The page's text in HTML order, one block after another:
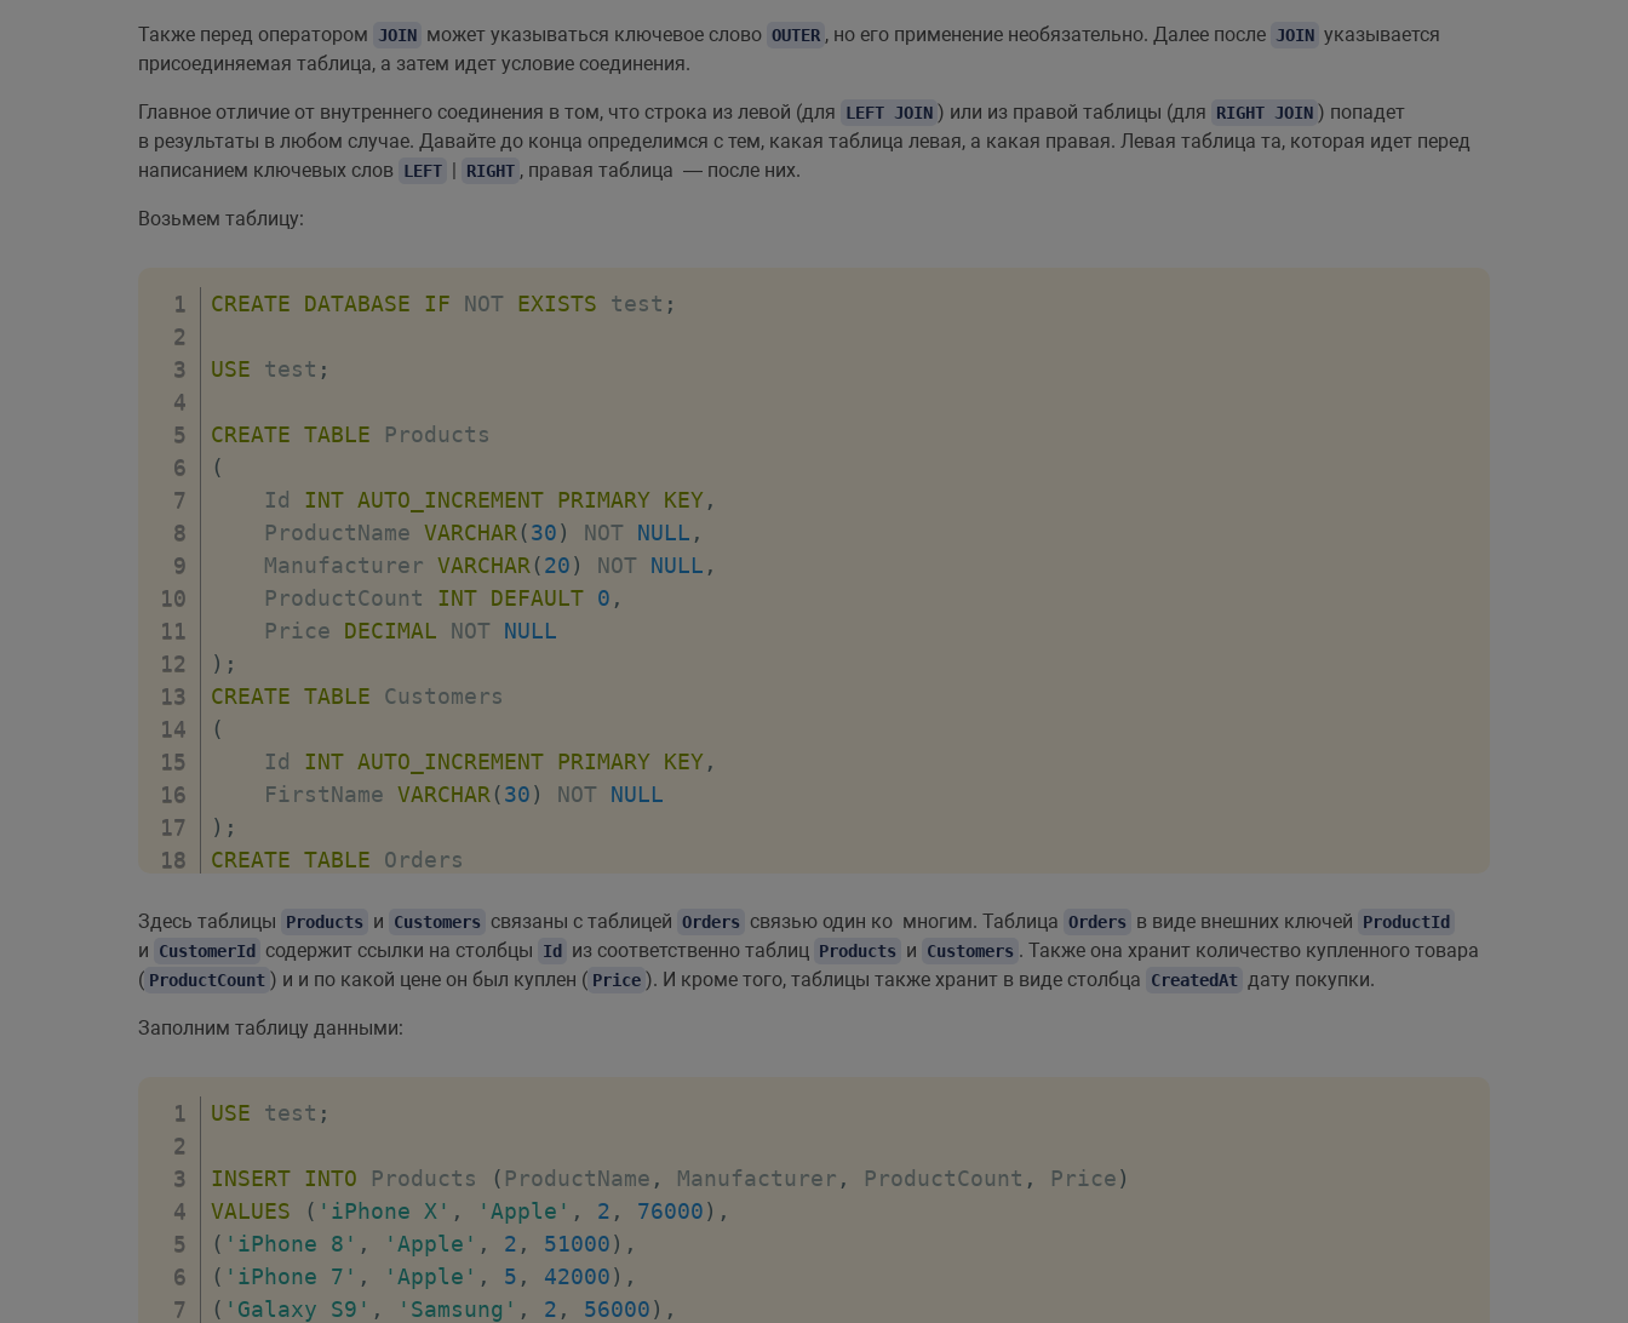
Также перед оператором JOIN может указываться ключевое слово OUTER , но его применение необязательно. Далее после JOIN указывается
присоединяемая таблица, а затем идет условие соединения.
Главное отличие от внутреннего соединения в том, что строка из левой (для LEFT JOIN ) или из правой таблицы (для RIGHT JOIN ) попадет
в результаты в любом случае. Давайте до конца определимся с тем, какая таблица левая, а какая правая. Левая таблица та, которая идет перед
написанием ключевых слов LEFT | RIGHT , правая таблица — после них.
Возьмем таблицу:
CREATE DATABASE IF NOT EXISTS test ;
USE test ;
CREATE TABLE
(
    Id
INT AUTO_INCREMENT PRIMARY KEY,
    ProductName
VARCHAR (30) NOT NULL ,
    Manufacturer
VARCHAR (20) NOT NULL ,
    ProductCount
INT DEFAULT 0 ,
    Price
DECIMAL NOT
NULL
) ;
CREATE TABLE
(
    Id
INT AUTO_INCREMENT PRIMARY KEY,
    FirstName
VARCHAR (30) NOT
NULL
) ;
CREATE TABLE
    Id
INT AUTO_INCREMENT PRIMARY KEY,
    ProductId
INT NOT NULL,
    CustomerId
INT NOT NULL,
    CreatedAt
DATE
FOREIGN
);
Здесь таблицы Products и Customers связаны с таблицей Orders связью один ко многим. Таблица Orders в виде внешних ключей ProductId
и CustomerId содержит ссылки на столбцы Id из соответственно таблиц Products и Customers . Также она хранит количество купленного товара
( ProductCount ) и и по какой цене он был куплен ( Price ). И кроме того, таблицы также хранит в виде столбца CreatedAt дату покупки.
Заполним таблицу данными:
USE test ;
INSERT INTO Products ( ProductName , Manufacturer , ProductCount , Price)
VALUES
( 'iPhone X' , 'Apple' , 2 , 76000) ,
( 'iPhone 8' , 'Apple' , 2 , 51000) ,
( 'iPhone 7' , 'Apple' , 5 , 42000) ,
( 'Galaxy S9' , 'Samsung' , 2 , 56000) ,